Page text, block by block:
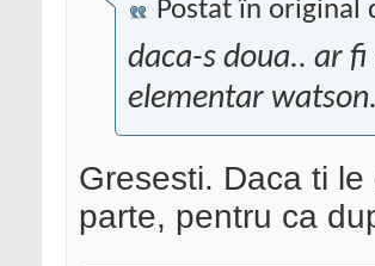
Postat în original
daca-s doua.. ar
elementar
Gresesti. Daca ti
parte, pentru ca